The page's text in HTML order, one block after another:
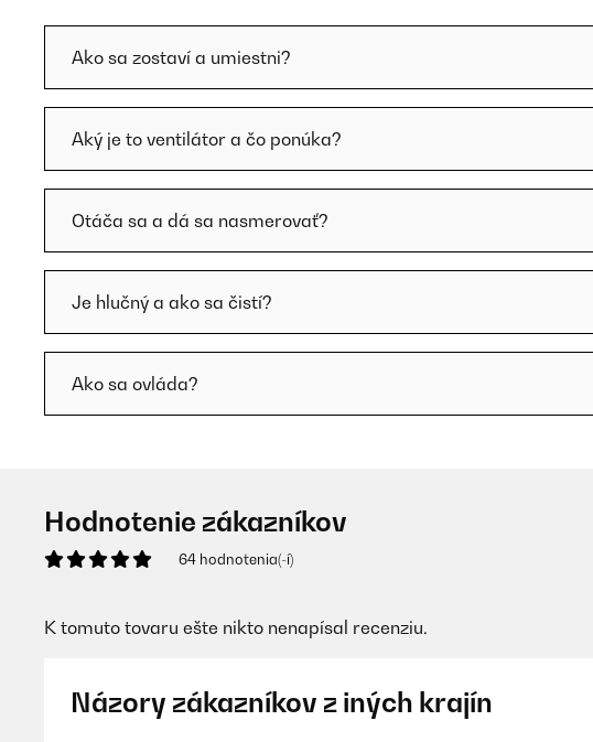
Ako sa zostaví a umiestni?
Aký je to ventilátor a čo ponúka?
Otáča sa a dá sa nasmerovať?
Je hlučný a ako sa čistí?
Ako sa ovláda?
Hodnotenie zákazníkov
64 hodnotenia(-í)
K tomuto tovaru ešte nikto nenapísal recenziu.
Názory zákazníkov z iných krajín